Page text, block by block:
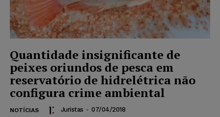
Quantidade insignificante de
peixes oriundos de pesca em
reservatório de hidrelétrica não
configura crime ambiental
NOTÍCIAS Juristas - 07/04/2018